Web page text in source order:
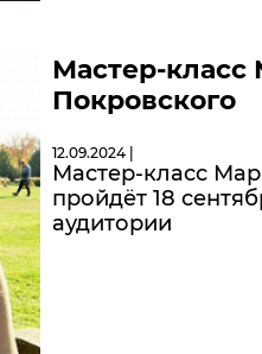
Мастер-
Покровского
12.09.2024 |
Мастер-класс
пройдёт 18
аудитории